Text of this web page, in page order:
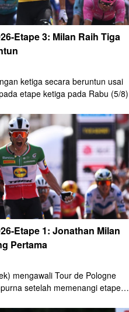
Etape 3: Milan Raih Tiga
ketiga secara beruntun usai
etape ketiga pada Rabu (5/
Etape 1: Jonathan Milan
Pertama
mengawali Tour de Pologne
setelah memenangi etape